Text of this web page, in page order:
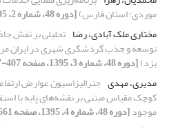
موردی: استان فارس)[دوره 48، شماره 2، 1395، صفحه 277-295]
مختاری ملک آبادی، رضا تحلیلی بر نقش
توسعه و جذب گردشگری شهری در ایران
یزد)[دوره 48، شماره 3، 1395، صفحه 407-427]
مدیری، مهدی جنرالیزاسیون عوارض
کوچک مقیاس مبتنی بر نقشه‌های پایه با
موجود[دوره 48، شماره 4، 1395، صفحه 661-672]